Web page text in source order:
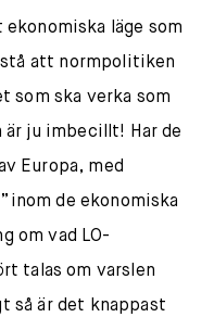
läge som
att normpolitiken
som ska verka som
ju imbecillt! Har de
Europa, med
de ekonomiska
om vad LO-
talas om varslen
så är det knappast